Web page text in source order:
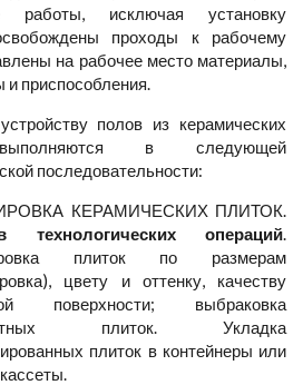
работы, исключая установку
проходы к рабочему
на рабочее место материалы,
и приспособления.
полов из керамических
в следующей
последовательности:
КЕРАМИЧЕСКИХ ПЛИТОК.
технологических операций.
плиток по размерам
цвету и оттенку, качеству
поверхности; выбраковка
плиток. Укладка
плиток в контейнеры или